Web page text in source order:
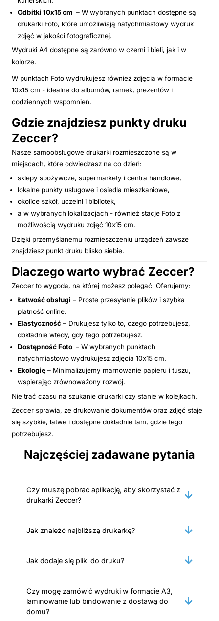
Odbitki 10x15 cm – W wybranych punktach dostępne są
drukarki Foto, które umożliwiają natychmiastowy wydruk
zdjęć w jakości fotograficznej.
Wydruki A4 dostępne są zarówno w czerni i bieli, jak i w
kolorze.
W punktach Foto wydrukujesz również zdjęcia w formacie
10x15 cm - idealne do albumów, ramek, prezentów i
codziennych wspomnień.
Gdzie znajdziesz punkty druku
Zeccer?
Nasze samoobsługowe drukarki rozmieszczone są w
miejscach, które odwiedzasz na co dzień:
sklepy spożywcze, supermarkety i centra handlowe,
lokalne punkty usługowe i osiedla mieszkaniowe,
okolice szkół, uczelni i bibliotek,
a w wybranych lokalizacjach - również stacje Foto z
możliwością wydruku zdjęć 10x15 cm.
Dzięki przemyślanemu rozmieszczeniu urządzeń zawsze
znajdziesz punkt druku blisko siebie.
Dlaczego warto wybrać Zeccer?
Zeccer to wygoda, na której możesz polegać. Oferujemy:
Łatwość obsługi – Proste przesyłanie plików i szybka
płatność online.
Elastyczność – Drukujesz tylko to, czego potrzebujesz,
dokładnie wtedy, gdy tego potrzebujesz.
Dostępność Foto – W wybranych punktach
natychmiastowo wydrukujesz zdjęcia 10x15 cm.
Ekologię – Minimalizujemy marnowanie papieru i tuszu,
wspierając zrównoważony rozwój.
Nie trać czasu na szukanie drukarki czy stanie w kolejkach.
Zeccer sprawia, że drukowanie dokumentów oraz zdjęć staje
się szybkie, łatwe i dostępne dokładnie tam, gdzie tego
potrzebujesz.
Najczęściej zadawane pytania
Czy muszę pobrać aplikację, aby skorzystać z
drukarki Zeccer?
Jak znaleźć najbliższą drukarkę?
Jak dodaje się pliki do druku?
Czy mogę zamówić wydruki w formacie A3,
laminowanie lub bindowanie z dostawą do
domu?